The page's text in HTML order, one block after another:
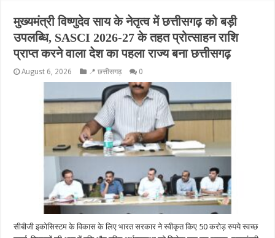
मुख्यमंत्री विष्णुदेव साय के नेतृत्व में छत्तीसगढ़ को बड़ी
उपलब्धि, SASCI 2026-27 के तहत प्रोत्साहन राशि
प्राप्त करने वाला देश का पहला राज्य बना छत्तीसगढ़
August 6, 2026 📍 छत्तीसगढ़ 0
सीबीजी इकोसिस्टम के विकास के लिए भारत सरकार ने स्वीकृत किए 50 करोड़ रुपये स्वच्छ